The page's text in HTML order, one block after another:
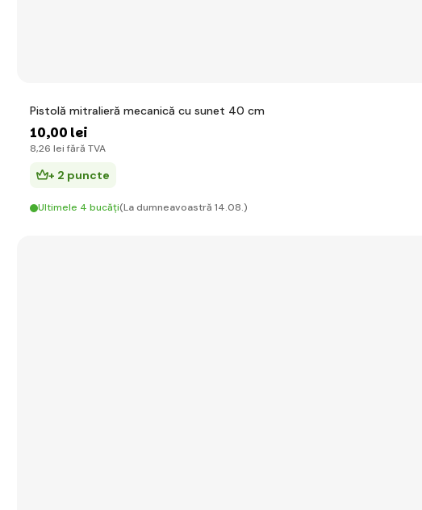
Pistolă mitralieră mecanică cu sunet 40 cm
10,00 lei
8,26 lei fără TVA
+ 2 puncte
Ultimele 4 bucăți(La dumneavoastră 14.08.)